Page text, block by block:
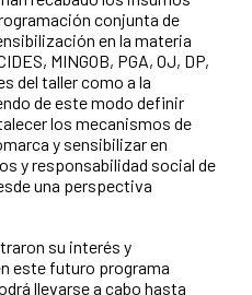
conjunta de
en la materia
MINGOB, PGA, OJ, DP,
del taller como a la
de este modo definir
los mecanismos de
y sensibilizar en
y responsabilidad social de
una perspectiva
su interés y
este futuro programa
llevarse a cabo hasta